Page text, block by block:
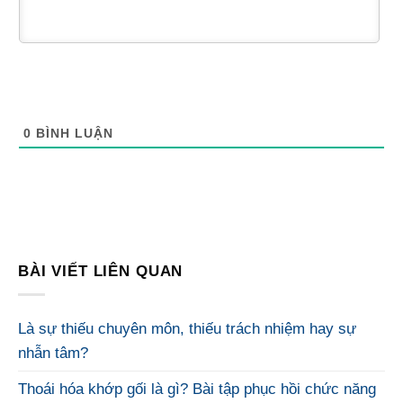
0 BÌNH LUẬN
BÀI VIẾT LIÊN QUAN
Là sự thiếu chuyên môn, thiếu trách nhiệm hay sự
nhẫn tâm?
Thoái hóa khớp gối là gì? Bài tập phục hồi chức năng